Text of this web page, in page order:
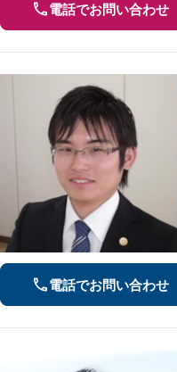
電話でお問い合わせ
電話でお問い合わせ